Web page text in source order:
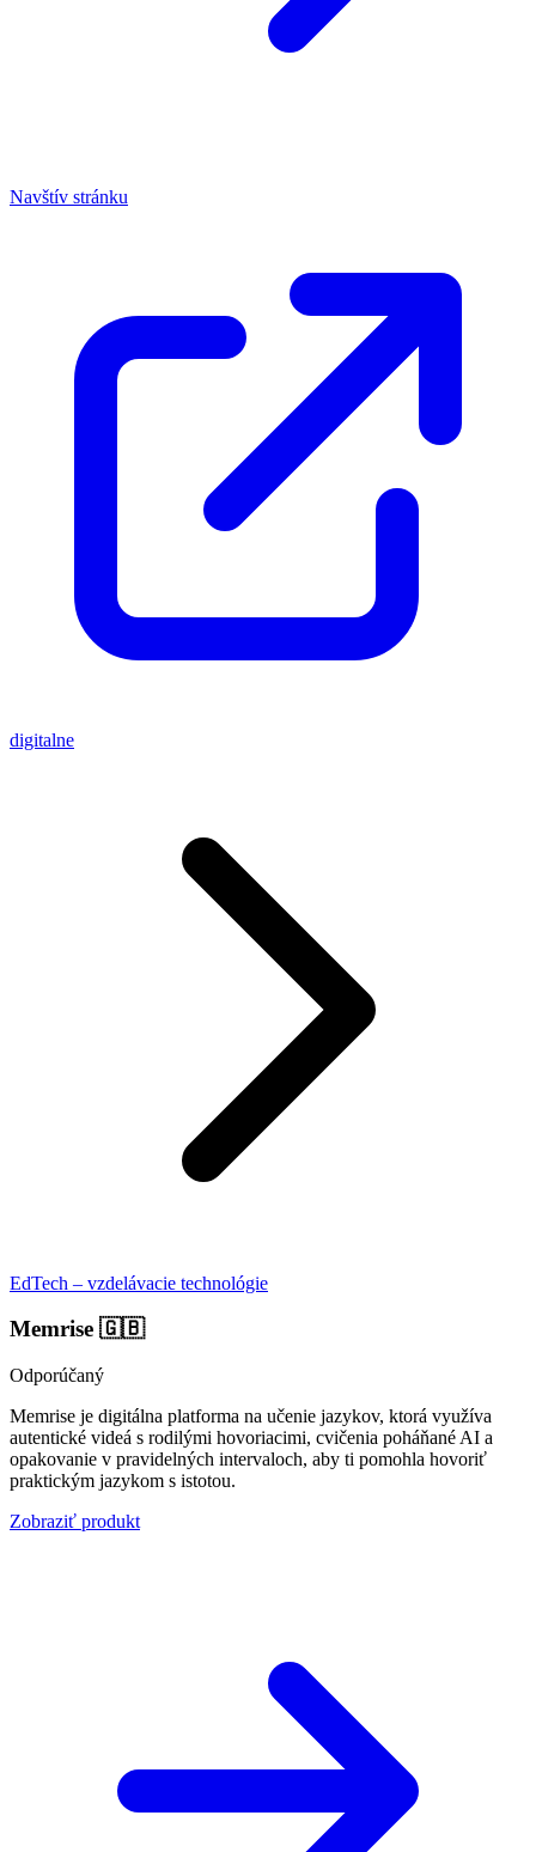
Navštív stránku
digitalne
EdTech – vzdelávacie technológie
Memrise 🇬🇧
Odporúčaný
Memrise je digitálna platforma na učenie jazykov, ktorá využíva
autentické videá s rodilými hovoriacimi, cvičenia poháňané AI a
opakovanie v pravidelných intervaloch, aby ti pomohla hovoriť
praktickým jazykom s istotou.
Zobraziť produkt